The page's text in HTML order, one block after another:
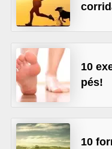
10
pés!
10
S
a
u
d
á
v
l